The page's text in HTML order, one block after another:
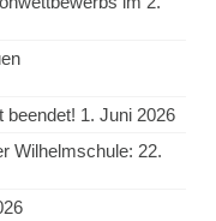
beendet! 1. Juni 2026
Wilhelmschule: 22.